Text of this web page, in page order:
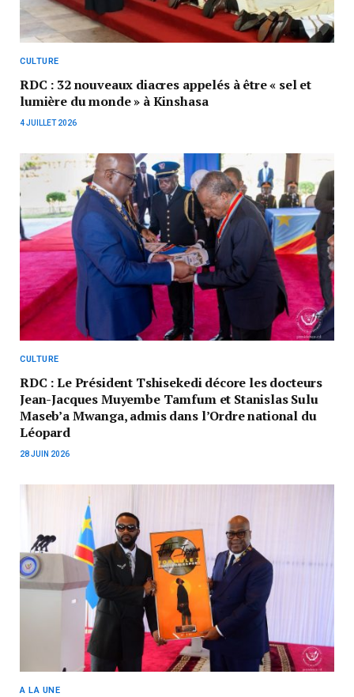
CULTURE
RDC : 32 nouveaux diacres appelés à être « sel et
lumière du monde » à Kinshasa
4 JUILLET 2026
CULTURE
‎RDC : Le Président Tshisekedi décore les docteurs
Jean-Jacques Muyembe Tamfum et Stanislas Sulu
Maseb’a Mwanga, admis dans l’Ordre national du
Léopard
28 JUIN 2026
A LA UNE